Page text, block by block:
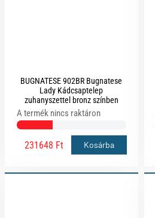
BUGNATESE 902BR Bugnatese
Lady Kádcsaptelep
zuhanyszettel bronz színben
A termék nincs raktáron
231648 Ft Kosárba